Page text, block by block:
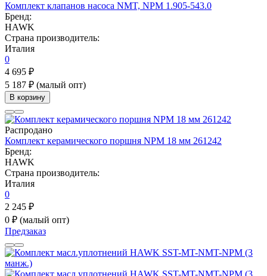
Комплект клапанов насоса NMT, NPM 1.905-543.0
Бренд:
HAWK
Страна производитель:
Италия
0
4 695 ₽
5 187 ₽ (малый опт)
В корзину
Распродано
Комплект керамического поршня NPM 18 мм 261242
Бренд:
HAWK
Страна производитель:
Италия
0
2 245 ₽
0 ₽ (малый опт)
Предзаказ